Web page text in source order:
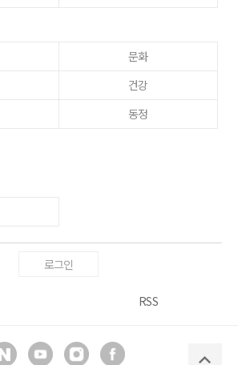
문화
건강
동정
로그인
RSS